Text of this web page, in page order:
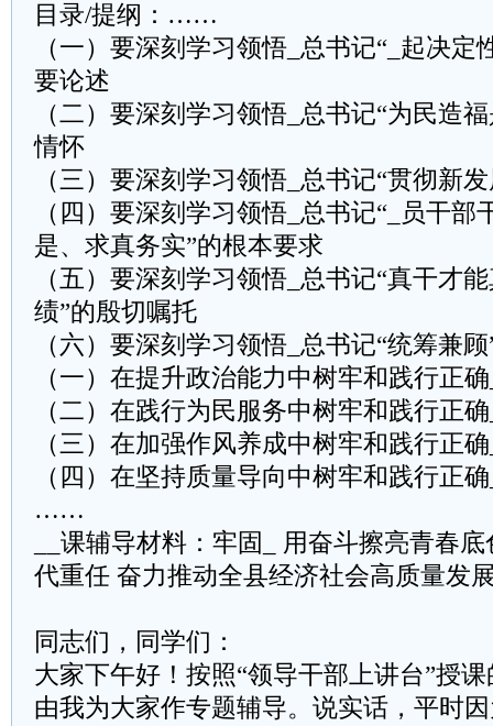
目录/提纲：……
（一）要深刻学习领悟_总书记“_起决定
要论述
（二）要深刻学习领悟_总书记“为民造
情怀
（三）要深刻学习领悟_总书记“贯彻新
（四）要深刻学习领悟_总书记“_员干部
是、求真务实”的根本要求
（五）要深刻学习领悟_总书记“真干才
绩”的殷切嘱托
（六）要深刻学习领悟_总书记“统筹兼
（一）在提升政治能力中树牢和践行正
（二）在践行为民服务中树牢和践行正
（三）在加强作风养成中树牢和践行正
（四）在坚持质量导向中树牢和践行正
……
__课辅导材料：牢固_ 用奋斗擦亮青春
代重任 奋力推动全县经济社会高质量发
同志们，同学们：
大家下午好！按照“领导干部上讲台”授
由我为大家作专题辅导。说实话，平时